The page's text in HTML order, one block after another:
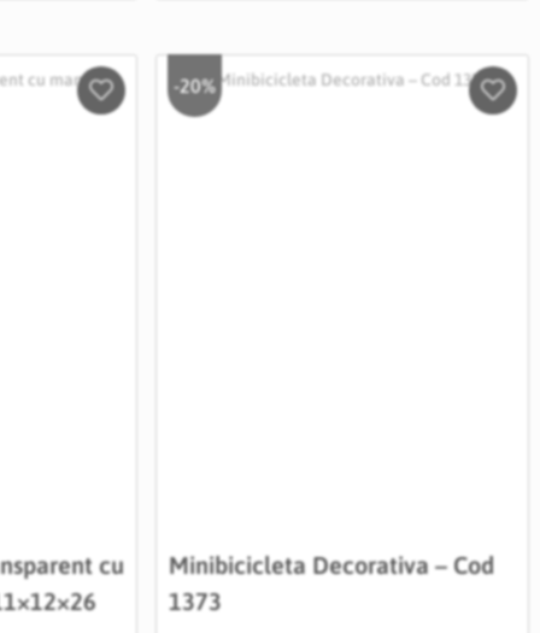
cu
Salveaza
-20%
Minibicicleta Decorativa – Cod
1373